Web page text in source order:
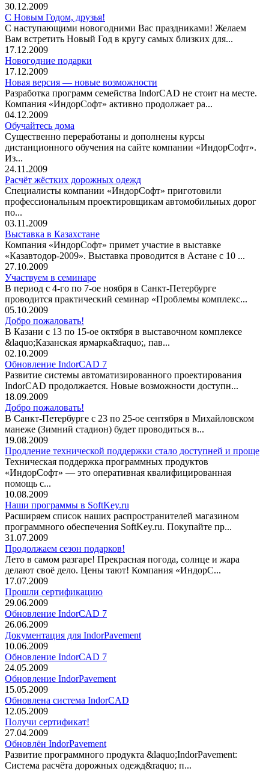
30.12.2009
С Новым Годом, друзья!
С наступающими новогодними Вас праздниками! Желаем
Вам встретить Новый Год в кругу самых близких для...
17.12.2009
Новогодние подарки
17.12.2009
Новая версия — новые возможности
Разработка программ семейства IndorCAD не стоит на месте.
Компания «ИндорСофт» активно продолжает ра...
04.12.2009
Обучайтесь дома
Существенно переработаны и дополнены курсы
дистанционного обучения на сайте компании «ИндорСофт».
Из...
24.11.2009
Расчёт жёстких дорожных одежд
Специалисты компании «ИндорСофт» приготовили
профессиональным проектировщикам автомобильных дорог
по...
03.11.2009
Выставка в Казахстане
Компания «ИндорСофт» примет участие в выставке
«Казавтодор-2009». Выставка проводится в Астане с 10 ...
27.10.2009
Участвуем в семинаре
В период с 4-го по 7-ое ноября в Санкт-Петербурге
проводится практический семинар «Проблемы комплекс...
05.10.2009
Добро пожаловать!
В Казани с 13 по 15-ое октября в выставочном комплексе
&laquo;Казанская ярмарка&raquo;, пав...
02.10.2009
Обновление IndorCAD 7
Развитие системы автоматизированного проектирования
IndorCAD продолжается. Новые возможности доступн...
18.09.2009
Добро пожаловать!
В Санкт-Петербурге с 23 по 25-ое сентября в Михайловском
манеже (Зимний стадион) будет проводиться в...
19.08.2009
Продление технической поддержки стало доступней и проще
Техническая поддержка программных продуктов
«ИндорСофт» — это оперативная квалифицированная
помощь с...
10.08.2009
Наши программы в SoftKey.ru
Расширяем список наших распространителей магазином
программного обеспечения SoftKey.ru. Покупайте пр...
31.07.2009
Продолжаем сезон подарков!
Лето в самом разгаре! Прекрасная погода, солнце и жара
делают своё дело. Цены тают! Компания «ИндорС...
17.07.2009
Прошли сертификацию
29.06.2009
Обновление IndorCAD 7
26.06.2009
Документация для IndorPavement
10.06.2009
Обновление IndorCAD 7
24.05.2009
Обновление IndorPavement
15.05.2009
Обновлена система IndorCAD
12.05.2009
Получи сертификат!
27.04.2009
Обновлён IndorPavement
Развитие программного продукта &laquo;IndorPavement:
Система расчёта дорожных одежд&raquo; п...